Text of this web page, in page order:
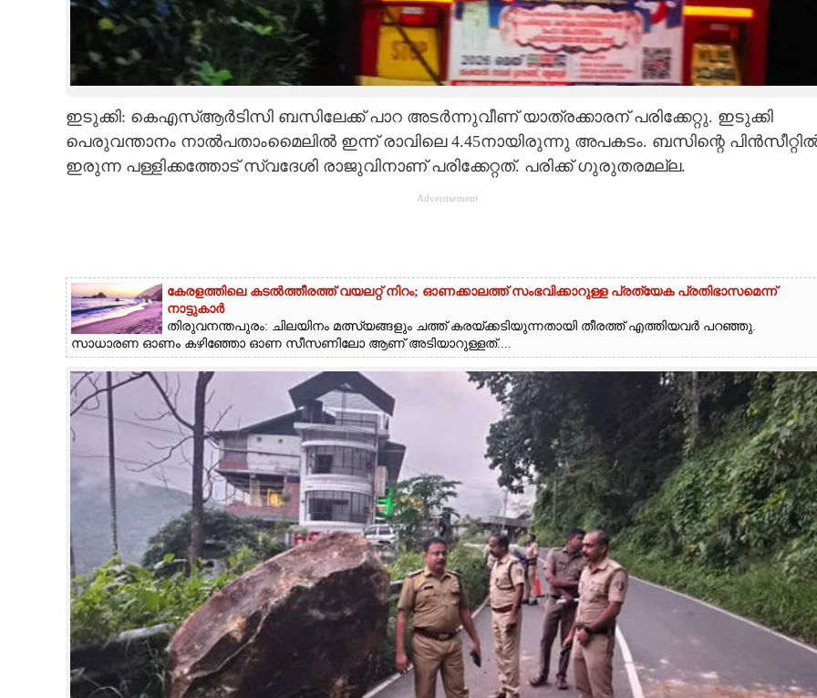
LITERATURE
ഇടുക്കി: കെഎസ്ആ‌ർടിസി ബസിലേക്ക് പാറ അടർന്നുവീണ് യാത്രക്കാരന് പരിക്കേറ്റു. ഇടുക്കി
പെരുവന്താനം നാൽപതാംമെെലിൽ ഇന്ന് രാവിലെ 4.45നായിരുന്നു അപകടം. ബസിന്റെ
ഇരുന്ന പള്ളിക്കത്തോട് സ്വദേശി രാജുവിനാണ് പരിക്കേറ്റത്. പരിക്ക് ഗുരുതരമല്ല.
Advertisement
കേരളത്തിലെ കടൽത്തീരത്ത് വയലറ്റ് നിറം; ഓണക്കാലത്ത് സംഭവിക്കാറുള്ള പ്രത്യേക പ്രതിഭാസമെന്ന്
നാട്ടുകാർ
തിരുവനന്തപുരം: ചിലയിനം മത്സ്യങ്ങളും ചത്ത് കരയ്‌ക്കടിയുന്നതായി തീരത്ത് എത്തിയവർ പറഞ്ഞു.
സാധാരണ ഓണം കഴിഞ്ഞോ ഓണ സീസണിലോ ആണ് അടിയാറുള്ളത്....